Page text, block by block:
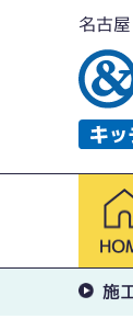
名古
施